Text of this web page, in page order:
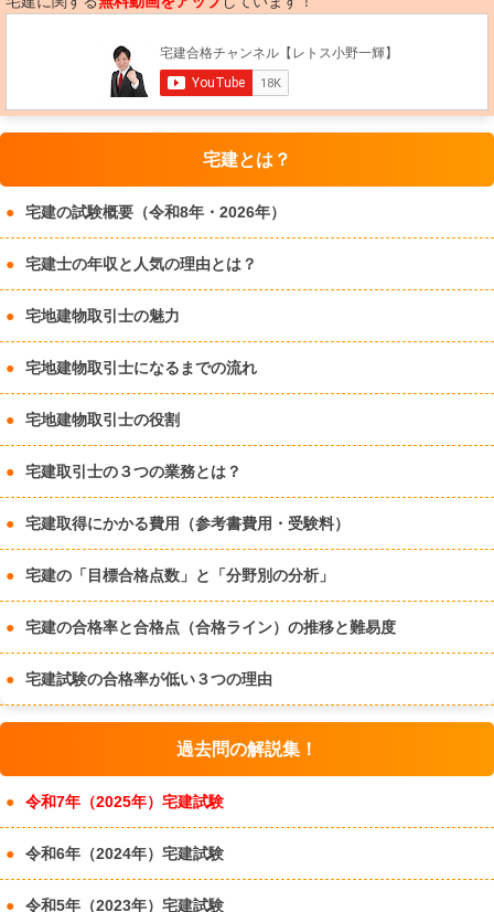
宅建とは？
宅建の試験概要（令和8年・2026年）
宅建士の年収と人気の理由とは？
宅地建物取引士の魅力
宅地建物取引士になるまでの流れ
宅地建物取引士の役割
宅建取引士の３つの業務とは？
宅建取得にかかる費用（参考書費用・受験料）
宅建の「目標合格点数」と「分野別の分析」
宅建の合格率と合格点（合格ライン）の推移と難易度
宅建試験の合格率が低い３つの理由
過去問の解説集！
令和7年（2025年）宅建試験
令和6年（2024年）宅建試験
令和5年（2023年）宅建試験